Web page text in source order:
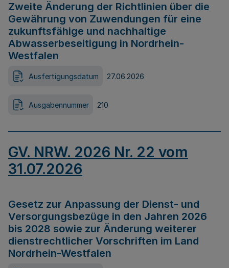
Zweite Änderung der Richtlinien über die
Gewährung von Zuwendungen für eine
zukunftsfähige und nachhaltige
Abwasserbeseitigung in Nordrhein-
Westfalen
Ausfertigungsdatum 27.06.2026
Ausgabennummer 210
GV. NRW. 2026 Nr. 22 vom
31.07.2026
Gesetz zur Anpassung der Dienst- und
Versorgungsbezüge in den Jahren 2026
bis 2028 sowie zur Änderung weiterer
dienstrechtlicher Vorschriften im Land
Nordrhein-Westfalen